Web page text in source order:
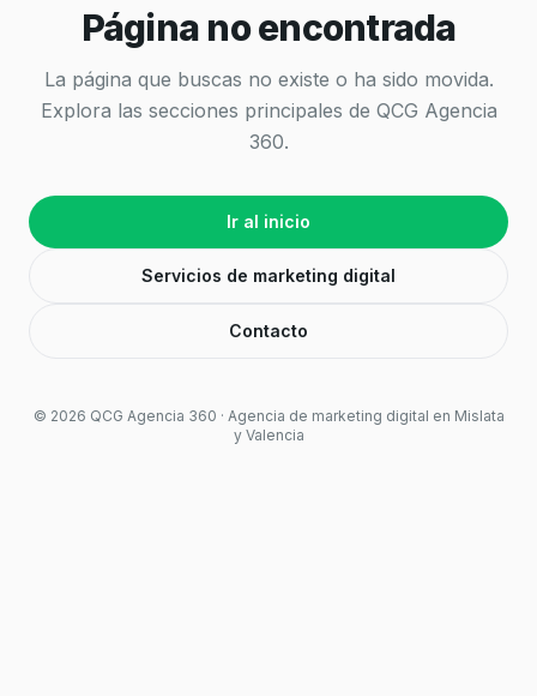
Página no encontrada
La página que buscas no existe o ha sido movida.
Explora las secciones principales de QCG Agencia
360.
Ir al inicio
Servicios de marketing digital
Contacto
© 2026 QCG Agencia 360 · Agencia de marketing digital en Mislata
y Valencia